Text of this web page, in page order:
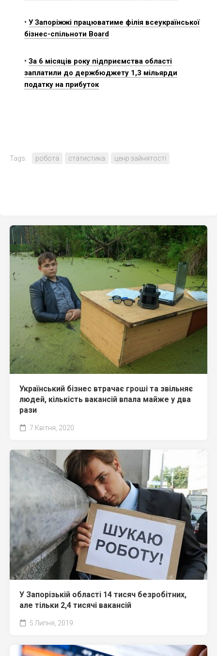
• У Запоріжжі працюватиме філія всеукраїнської
бізнес-спільноти Board
• За 6 місяців року підприємства області
заплатили до держбюджету 1,3 мільярди
податку на прибуток
Tags: робота статистика ценр зайнятості
Український бізнес втрачає гроші та звільняє
людей, кількість вакансій впала майже у два
рази
7 Квітня, 2020
У Запорізькій області 14 тисяч безробітних,
але тільки 2,4 тисячі вакансій
5 Липня, 2019